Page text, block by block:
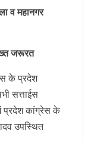
व महानगर
जरूरत
के प्रदेश
सत्ताईस
प्रदेश कांग्रेस के
उपस्थित